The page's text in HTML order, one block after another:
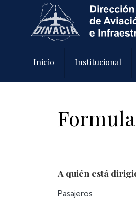
Pasar al contenido principal
Inicio Institucional
A quién está
Pasajeros